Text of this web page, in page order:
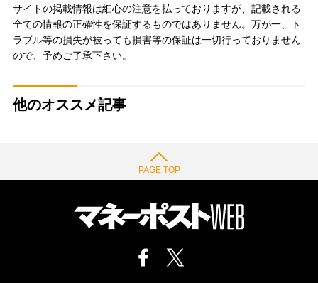
サイトの掲載情報は細心の注意を払っておりますが、記載される
全ての情報の正確性を保証するものではありません。万が一、ト
ラブル等の損失が被っても損害等の保証は一切行っておりません
ので、予めご了承下さい。
他のオススメ記事
PAGE TOP